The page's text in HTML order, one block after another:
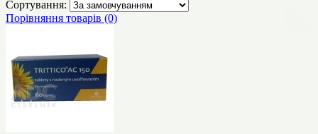
Сортування:
Порівняння товарів (0)